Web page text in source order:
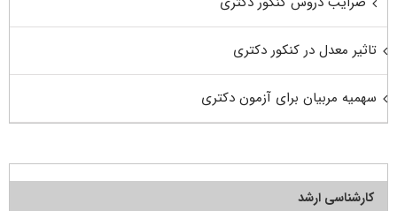
تاثیر معدل در کنکور دکتری
سهمیه مربیان برای آزمون دکتری
کارشناسی ارشد